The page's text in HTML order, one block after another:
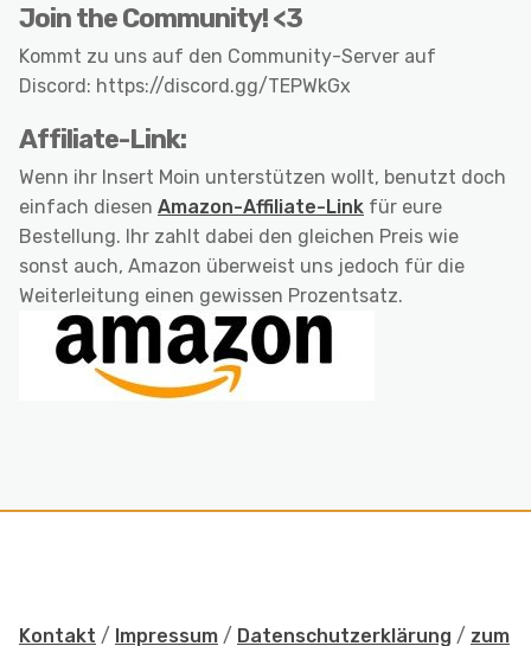
Join the Community! <3
Kommt zu uns auf den Community-Server auf
Discord: https://discord.gg/TEPWkGx
Affiliate-Link:
Wenn ihr Insert Moin unterstützen wollt, benutzt doch
einfach diesen Amazon-Affiliate-Link für eure
Bestellung. Ihr zahlt dabei den gleichen Preis wie
sonst auch, Amazon überweist uns jedoch für die
Weiterleitung einen gewissen Prozentsatz.
Kontakt / Impressum / Datenschutzerklärung / zum